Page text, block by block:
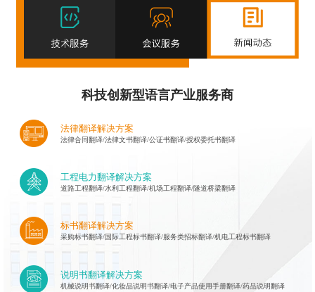
科技创新型语言产业服务商
法律翻译解决方案
法律合同翻译/法律文书翻译/公证书翻译/授权委托书翻译
工程电力翻译解决方案
道路工程翻译/水利工程翻译/机场工程翻译/隧道桥梁翻译
标书翻译解决方案
采购标书翻译/国际工程标书翻译/服务类招标翻译/机电工程标书翻译
说明书翻译解决方案
机械说明书翻译/化妆品说明书翻译/电子产品使用手册翻译/药品说明翻译